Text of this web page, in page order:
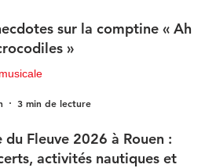
sur la comptine « Ah
»
3 min de lecture
du Fleuve 2026 à Rouen :
activités nautiques et